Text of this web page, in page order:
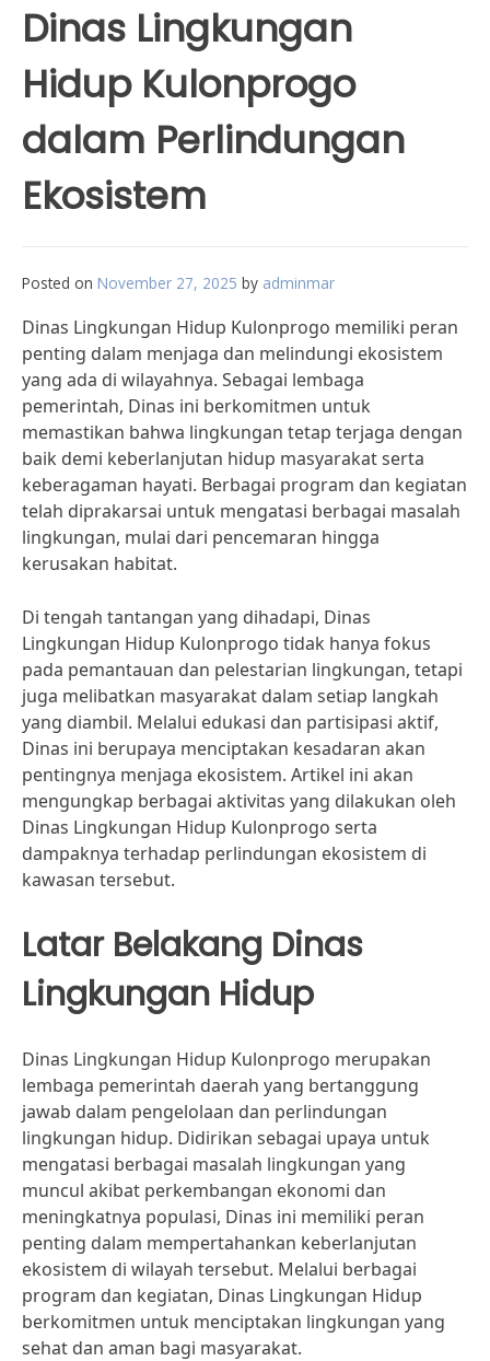
Dinas Lingkungan
Hidup Kulonprogo
dalam Perlindungan
Ekosistem
Posted on November 27, 2025 by adminmar
Dinas Lingkungan Hidup Kulonprogo memiliki peran
penting dalam menjaga dan melindungi ekosistem
yang ada di wilayahnya. Sebagai lembaga
pemerintah, Dinas ini berkomitmen untuk
memastikan bahwa lingkungan tetap terjaga dengan
baik demi keberlanjutan hidup masyarakat serta
keberagaman hayati. Berbagai program dan kegiatan
telah diprakarsai untuk mengatasi berbagai masalah
lingkungan, mulai dari pencemaran hingga
kerusakan habitat.
Di tengah tantangan yang dihadapi, Dinas
Lingkungan Hidup Kulonprogo tidak hanya fokus
pada pemantauan dan pelestarian lingkungan, tetapi
juga melibatkan masyarakat dalam setiap langkah
yang diambil. Melalui edukasi dan partisipasi aktif,
Dinas ini berupaya menciptakan kesadaran akan
pentingnya menjaga ekosistem. Artikel ini akan
mengungkap berbagai aktivitas yang dilakukan oleh
Dinas Lingkungan Hidup Kulonprogo serta
dampaknya terhadap perlindungan ekosistem di
kawasan tersebut.
Latar Belakang Dinas
Lingkungan Hidup
Dinas Lingkungan Hidup Kulonprogo merupakan
lembaga pemerintah daerah yang bertanggung
jawab dalam pengelolaan dan perlindungan
lingkungan hidup. Didirikan sebagai upaya untuk
mengatasi berbagai masalah lingkungan yang
muncul akibat perkembangan ekonomi dan
meningkatnya populasi, Dinas ini memiliki peran
penting dalam mempertahankan keberlanjutan
ekosistem di wilayah tersebut. Melalui berbagai
program dan kegiatan, Dinas Lingkungan Hidup
berkomitmen untuk menciptakan lingkungan yang
sehat dan aman bagi masyarakat.